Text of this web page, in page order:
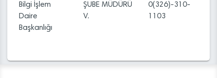
Bilgi İşlem
Daire
Başkanlığı
ŞUBE MÜDÜRÜ
V.
0(326)-310-
1103